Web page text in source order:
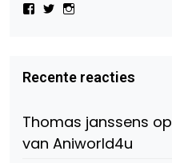
Bekijk
Beauty-
147775071915783/?
Facebook
Bekijk
op
Twitter
op
Instagram
Recente reacties
Thomas janssens op
van Aniworld4u